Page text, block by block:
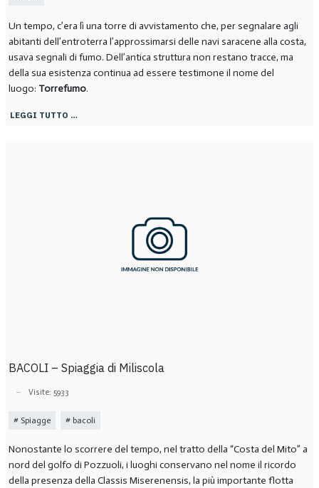
Un tempo, c’era lì una torre di avvistamento che, per segnalare agli
abitanti dell’entroterra l’approssimarsi delle navi saracene alla costa,
usava segnali di fumo. Dell’antica struttura non restano tracce, ma
della sua esistenza continua ad essere testimone il nome del
luogo: Torrefumo.
LEGGI TUTTO …
BACOLI – Spiaggia di Miliscola
Visite: 5933
Spiagge bacoli
Nonostante lo scorrere del tempo, nel tratto della “Costa del Mito” a
nord del golfo di Pozzuoli, i luoghi conservano nel nome il ricordo
della presenza della Classis Miserenensis, la più importante flotta